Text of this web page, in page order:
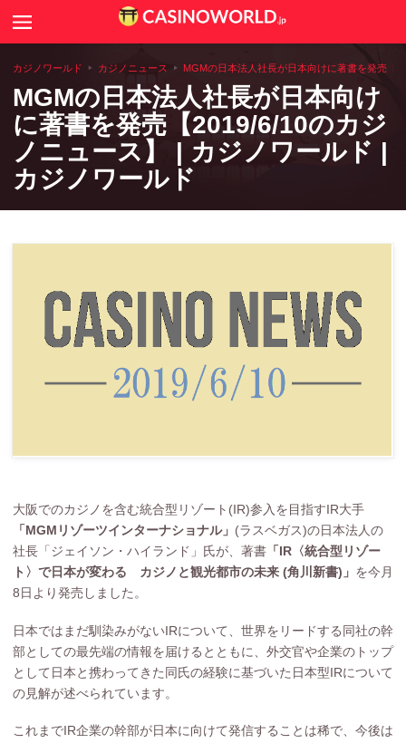
カジノニュース
カジノゲームのルールや攻略法
カジノコラム
世界のカジノ情報
Search
カジノワールド カジノニュース MGMの日本法人社長が日本向けに著書を発売【
MGMの日本法人社長が日本向け
に著書を発売【2019/6/10のカジ
ノニュース】 | カジノワールド |
カジノワールド
大阪でのカジノを含む統合型リゾート(IR)参入を目指すIR大手
「MGMリゾーツインターナショナル」 (ラスベガス)の日本法人の
社長「ジェイソン・ハイランド」氏が、著書「 IR〈統合型リゾー
ト〉で日本が変わる カジノと観光都市の未来 (角川新書) 」 を今月
8日より発売しました。
日本ではまだ馴染みがないIRについて、世界をリードする同社の幹
部としての最先端の情報を届けるとともに、外交官や企業のトップ
として日本と携わってきた同氏の経験に基づいた日本型IRについて
の見解が述べられています。
これまでIR企業の幹部が日本に向けて発信することは稀で、今後は